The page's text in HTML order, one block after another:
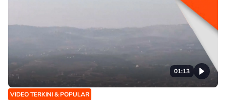
01:13
VIDEO TERKINI & POPULAR